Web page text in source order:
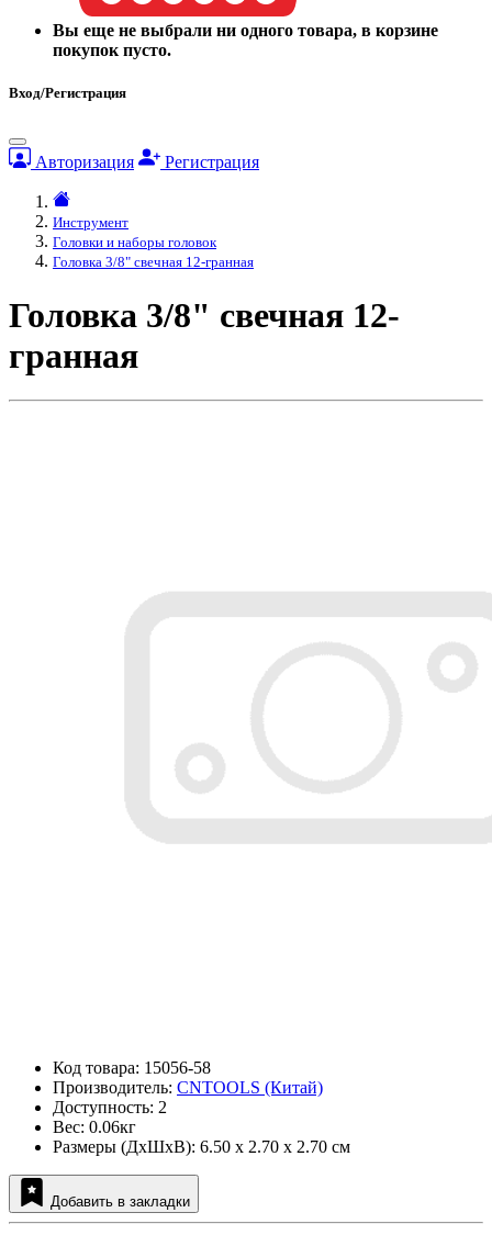
Вы еще не выбрали ни одного товара, в корзине
покупок пусто.
Вход/Регистрация
Авторизация Регистрация
Инструмент
Головки и наборы головок
Головка 3/8" свечная 12-гранная
Головка 3/8" свечная 12-
гранная
Код товара: 15056-58
Производитель: CNTOOLS (Китай)
Доступность: 2
Вес: 0.06кг
Размеры (ДxШxВ): 6.50 x 2.70 x 2.70 см
Добавить в закладки